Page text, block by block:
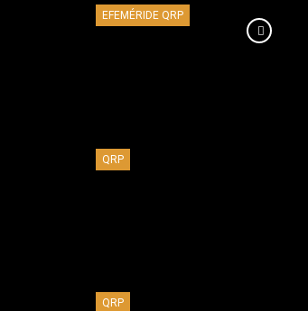
EFEMÉRIDE QRP
QRP
QRP